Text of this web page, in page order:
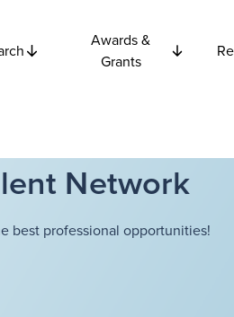
Awards &
Grants
Network
best professional opportunities!